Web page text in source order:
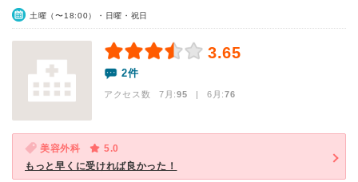
土曜（〜18:00）・日曜・祝日
3.65
2件
アクセス数 7月:95 | 6月:76
美容外科
5.0
もっと早くに受ければ良かった！